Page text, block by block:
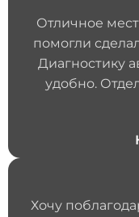
Отличное
помогли
Диагностику
удобно.
Хочу